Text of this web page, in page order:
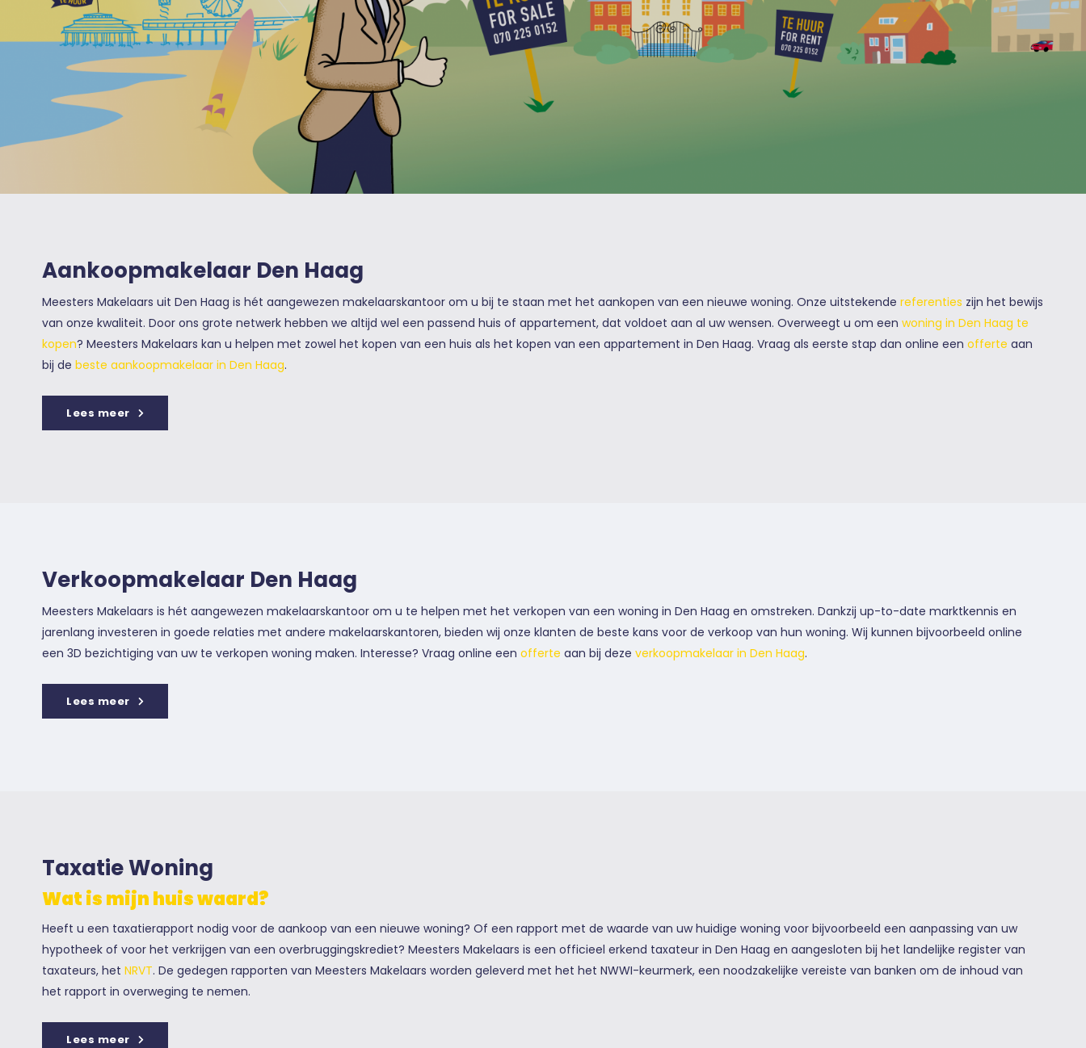
Aankoopmakelaar Den Haag
Meesters Makelaars uit Den Haag is hét aangewezen makelaarskantoor om u bij te staan met het aankopen van een nieuwe woning. Onze uitstekende referenties zijn het bewijs
van onze kwaliteit. Door ons grote netwerk hebben we altijd wel een passend huis of appartement, dat voldoet aan al uw wensen. Overweegt u om een woning in Den Haag te
kopen? Meesters Makelaars kan u helpen met zowel het kopen van een huis als het kopen van een appartement in Den Haag. Vraag als eerste stap dan online een offerte aan
bij de beste aankoopmakelaar in Den Haag.
Lees meer
Verkoopmakelaar Den Haag
Meesters Makelaars is hét aangewezen makelaarskantoor om u te helpen met het verkopen van een woning in Den Haag en omstreken. Dankzij up-to-date marktkennis en
jarenlang investeren in goede relaties met andere makelaarskantoren, bieden wij onze klanten de beste kans voor de verkoop van hun woning. Wij kunnen bijvoorbeeld online
een 3D bezichtiging van uw te verkopen woning maken. Interesse? Vraag online een offerte aan bij deze verkoopmakelaar in Den Haag.
Lees meer
Taxatie Woning
Wat is mijn huis waard?
Heeft u een taxatierapport nodig voor de aankoop van een nieuwe woning? Of een rapport met de waarde van uw huidige woning voor bijvoorbeeld een aanpassing van uw
hypotheek of voor het verkrijgen van een overbruggingskrediet? Meesters Makelaars is een officieel erkend taxateur in Den Haag en aangesloten bij het landelijke register van
taxateurs, het NRVT. De gedegen rapporten van Meesters Makelaars worden geleverd met het het NWWI-keurmerk, een noodzakelijke vereiste van banken om de inhoud van
het rapport in overweging te nemen.
Lees meer